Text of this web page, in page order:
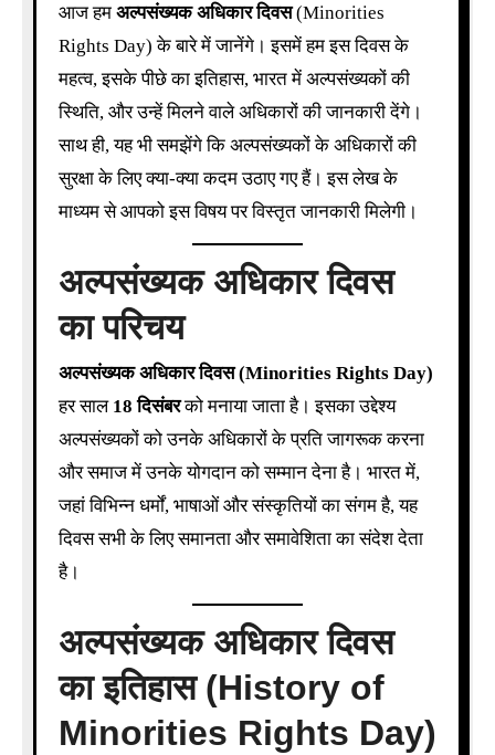
आज हम अल्पसंख्यक अधिकार दिवस(Minorities
Rights Day) के बारे में जानेंगे। इसमें हम इस दिवस के
महत्व, इसके पीछे का इतिहास, भारत में अल्पसंख्यकों की
स्थिति, और उन्हें मिलने वाले अधिकारों की जानकारी देंगे।
साथ ही, यह भी समझेंगे कि अल्पसंख्यकों के अधिकारों की
सुरक्षा के लिए क्या-क्या कदम उठाए गए हैं। इस लेख के
माध्यम से आपको इस विषय पर विस्तृत जानकारी मिलेगी।
अल्पसंख्यक अधिकार दिवस
का परिचय
अल्पसंख्यक अधिकार दिवस (Minorities Rights Day)
हर साल 18 दिसंबरको मनाया जाता है। इसका उद्देश्य
अल्पसंख्यकों को उनके अधिकारों के प्रति जागरूक करना
और समाज में उनके योगदान को सम्मान देना है। भारत में,
जहां विभिन्न धर्मों, भाषाओं और संस्कृतियों का संगम है, यह
दिवस सभी के लिए समानता और समावेशिता का संदेश देता
है।
अल्पसंख्यक अधिकार दिवस
का इतिहास (History of
Minorities Rights Day)